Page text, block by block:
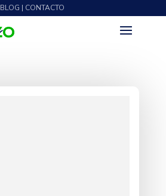
BLOG | CONTACTO